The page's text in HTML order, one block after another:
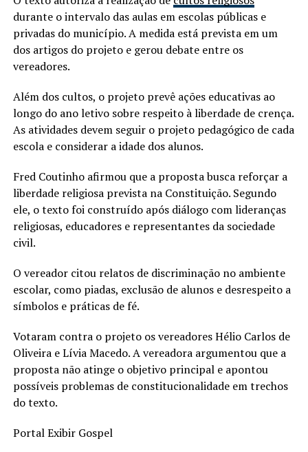
durante o intervalo das aulas em escolas públicas e
privadas do município. A medida está prevista em um
dos artigos do projeto e gerou debate entre os
vereadores.
Além dos cultos, o projeto prevê ações educativas ao
longo do ano letivo sobre respeito à liberdade de crença.
As atividades devem seguir o projeto pedagógico de cada
escola e considerar a idade dos alunos.
Fred Coutinho afirmou que a proposta busca reforçar a
liberdade religiosa prevista na Constituição. Segundo
ele, o texto foi construído após diálogo com lideranças
religiosas, educadores e representantes da sociedade
civil.
O vereador citou relatos de discriminação no ambiente
escolar, como piadas, exclusão de alunos e desrespeito a
símbolos e práticas de fé.
Votaram contra o projeto os vereadores Hélio Carlos de
Oliveira e Lívia Macedo. A vereadora argumentou que a
proposta não atinge o objetivo principal e apontou
possíveis problemas de constitucionalidade em trechos
do texto.
Portal Exibir Gospel